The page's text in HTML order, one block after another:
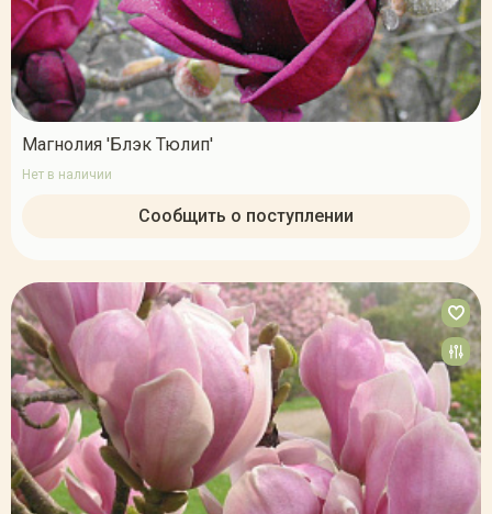
Магнолия 'Блэк Тюлип'
Нет в наличии
Сообщить о поступлении